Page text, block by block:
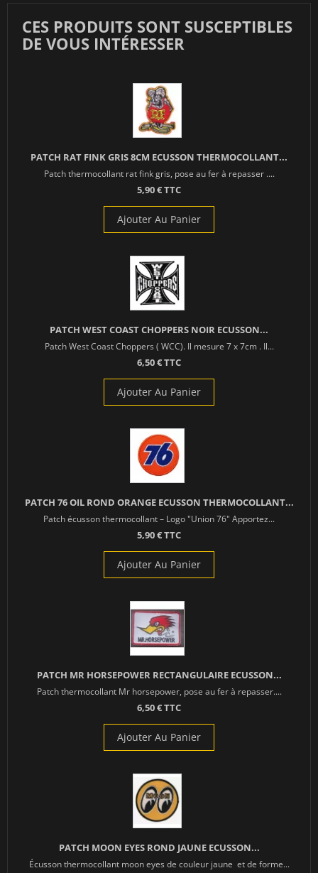
CES PRODUITS SONT SUSCEPTIBLES
DE VOUS INTÉRESSER
PATCH RAT FINK GRIS 8CM ECUSSON THERMOCOLLANT...
Patch thermocollant rat fink gris, pose au fer à repasser ....
5,90 € TTC
Ajouter Au Panier
PATCH WEST COAST CHOPPERS NOIR ECUSSON...
Patch West Coast Choppers ( WCC). Il mesure 7 x 7cm . Il...
6,50 € TTC
Ajouter Au Panier
PATCH 76 OIL ROND ORANGE ECUSSON THERMOCOLLANT...
Patch écusson thermocollant – Logo "Union 76" Apportez...
5,90 € TTC
Ajouter Au Panier
PATCH MR HORSEPOWER RECTANGULAIRE ECUSSON...
Patch thermocollant Mr horsepower, pose au fer à repasser....
6,50 € TTC
Ajouter Au Panier
PATCH MOON EYES ROND JAUNE ECUSSON...
Écusson thermocollant moon eyes de couleur jaune et de forme...